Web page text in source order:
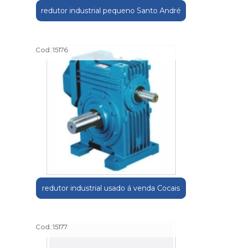
redutor industrial pequeno Santo André
Cod.:15176
redutor industrial usado á venda Cocais
Cod.:15177